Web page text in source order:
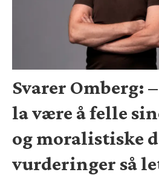
Svarer Omberg:
la være å felle
og moralistiske
vurderinger så